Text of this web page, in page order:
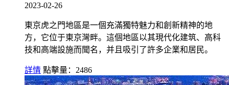
2023-02-26
東京虎之門地區是一個充滿獨特魅力和創新精神的地
方，它位于東京灣畔。這個地區以其現代化建筑、高科
技和高端設施而聞名，并且吸引了許多企業和居民。
詳情 點擊量：2486